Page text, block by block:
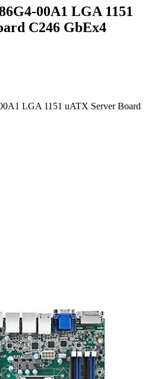
00A1 LGA 1151
C246 GbEx4
LGA 1151 uATX Server Board